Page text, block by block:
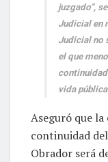
juzgado”,
Judicial en
Judicial no
el que
vida
Aseguró que la
continuidad
Obrador será